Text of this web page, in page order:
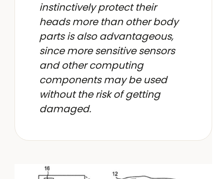
instinctively protect their
heads more than other body
parts is also advantageous,
since more sensitive sensors
and other computing
components may be used
without the risk of getting
damaged.